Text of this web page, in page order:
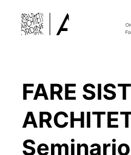
FARE
Seminario